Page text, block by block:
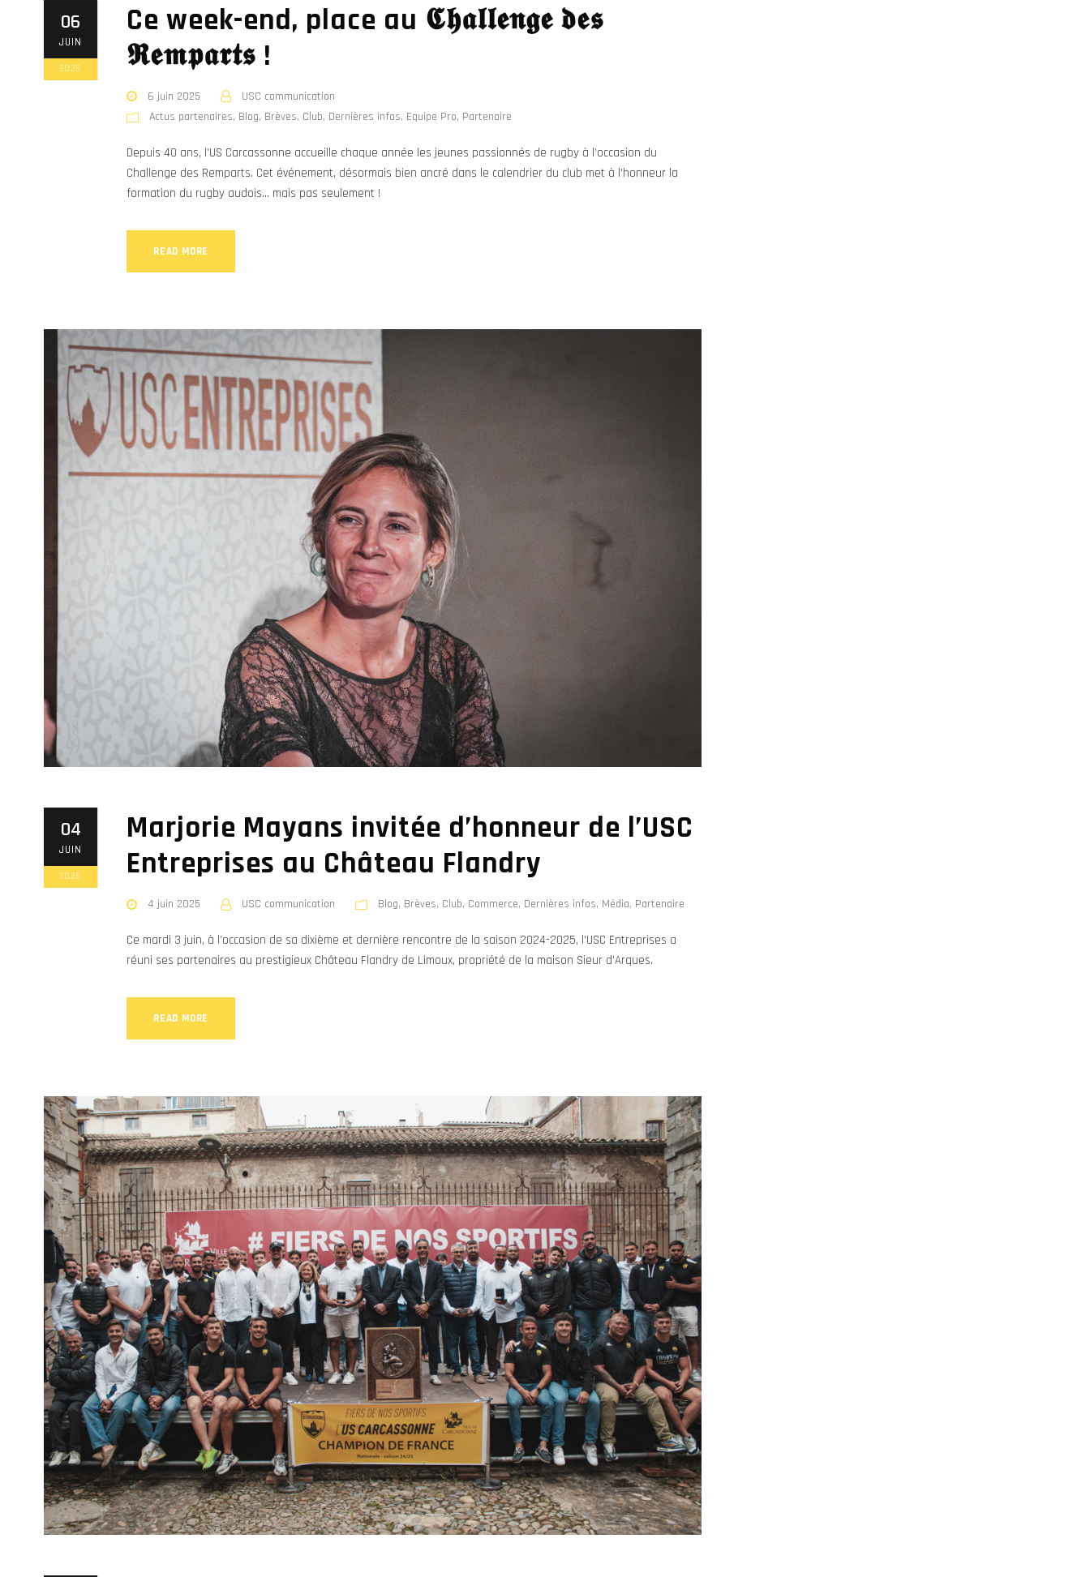
06
JUIN
2025
Ce week-end, place au 𝕮𝖍𝖆𝖑𝖑𝖊𝖓𝖌𝖊 𝖉𝖊𝖘
𝕽𝖊𝖒𝖕𝖆𝖗𝖙𝖘 !
6 juin 2025
USC communication
Actus partenaires, Blog, Brèves, Club, Dernières infos, Equipe Pro, Partenaire
Depuis 40 ans, l’US Carcassonne accueille chaque année les jeunes passionnés de rugby à l’occasion du
Challenge des Remparts. Cet événement, désormais bien ancré dans le calendrier du club met à l'honneur la
formation du rugby audois... mais pas seulement !
READ MORE
04
JUIN
2025
Marjorie Mayans invitée d’honneur de l’USC
Entreprises au Château Flandry
4 juin 2025 USC communication Blog, Brèves, Club, Commerce, Dernières infos, Média, Partenaire
Ce mardi 3 juin, à l’occasion de sa dixième et dernière rencontre de la saison 2024-2025, l’USC Entreprises a
réuni ses partenaires au prestigieux Château Flandry de Limoux, propriété de la maison Sieur d’Arques.
READ MORE